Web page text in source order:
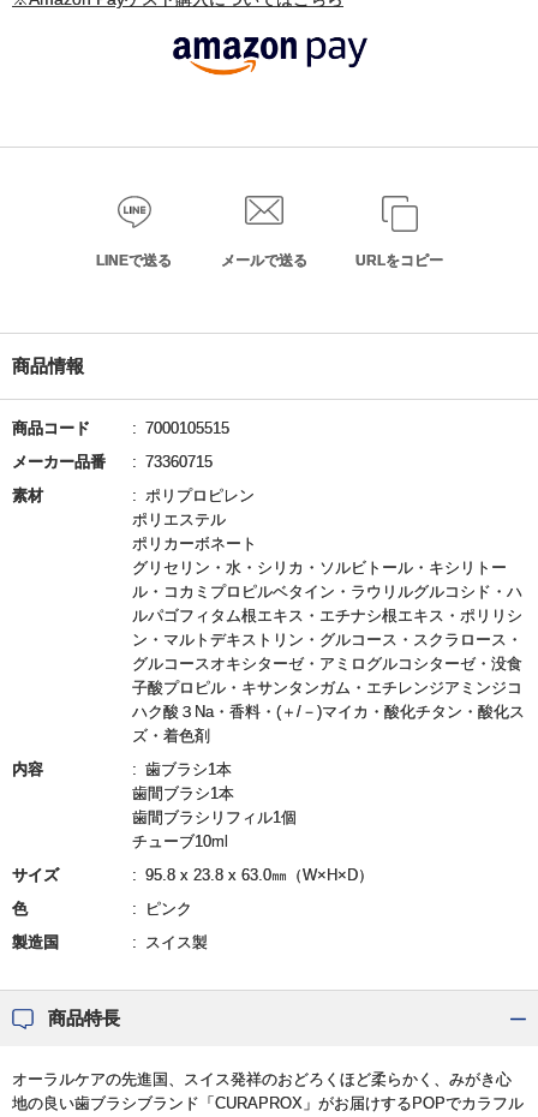
LINEで送る メールで送る URLをコピー
商品情報
商品コード
7000105515
メーカー品番
73360715
素材
ポリプロピレン
ポリエステル
ポリカーボネート
グリセリン・水・シリカ・ソルビトール・キシリトー
ル・コカミプロピルベタイン・ラウリルグルコシド・ハ
ルパゴフィタム根エキス・エチナシ根エキス・ポリリシ
ン・マルトデキストリン・グルコース・スクラロース・
グルコースオキシターゼ・アミログルコシターゼ・没食
子酸プロピル・キサンタンガム・エチレンジアミンジコ
ハク酸３Na・香料・(＋/－)マイカ・酸化チタン・酸化ス
ズ・着色剤
内容
歯ブラシ1本
歯間ブラシ1本
歯間ブラシリフィル1個
チューブ10ml
サイズ
95.8 x 23.8 x 63.0㎜（W×H×D）
色
ピンク
製造国
スイス製
商品特長
オーラルケアの先進国、スイス発祥のおどろくほど柔らかく、みがき心
地の良い歯ブラシブランド「CURAPROX」がお届けするPOPでカラフル